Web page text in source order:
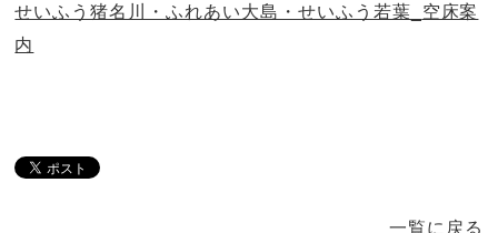
せいふう猪名川・ふれあい大島・せいふう若葉_ 空床案
内
一覧に戻る